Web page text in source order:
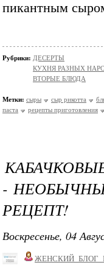
пикантным
Рубрики: ДЕСЕРТЫ
КУХНЯ РАЗНЫХ
ВТОРЫЕ БЛЮДА
Метки: сыры сыр рикотта
паста
рецепты приготовления
-
РЕЦЕПТ!
Воскресенье, 04